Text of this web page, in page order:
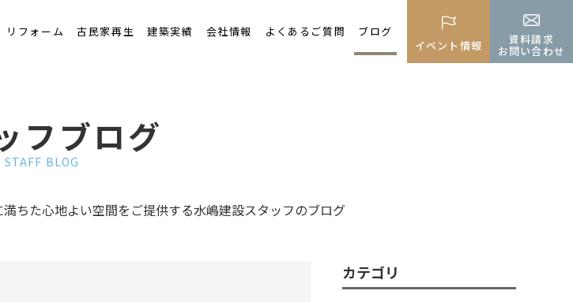
リフォーム 古民家再生 建築実績 会社情報 よくあるご質問
ブログ
イベント情報
資料請求
お問い合わせ
フブログ
STAFF BLOG
ちた心地よい空間をご提供する水嶋建設スタッフのブログ
カテゴリ